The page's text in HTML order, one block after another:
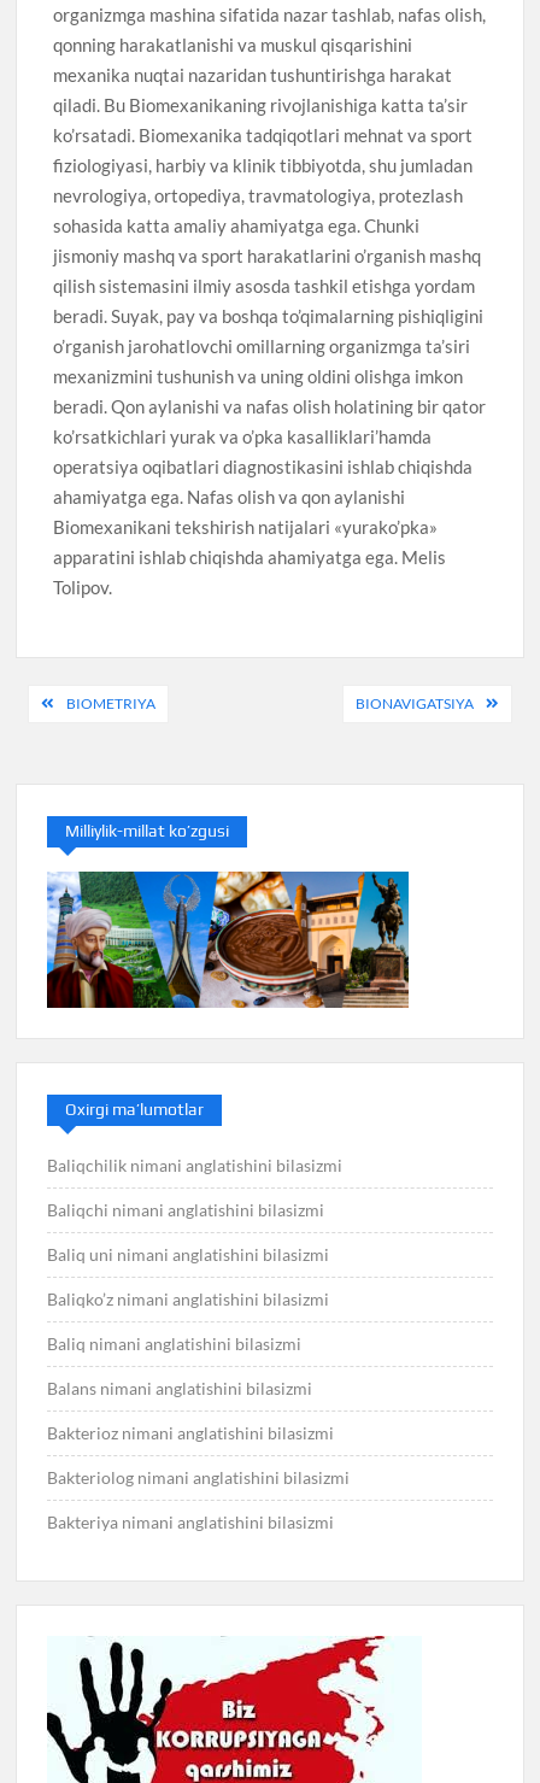
organizmga mashina sifatida nazar tashlab, nafas olish,
qonning harakatlanishi va muskul qisqarishini
mexanika nuqtai nazaridan tushuntirishga harakat
qiladi. Bu Biomexanikaning rivojlanishiga katta ta’sir
ko’rsatadi. Biomexanika tadqiqotlari mehnat va sport
fiziologiyasi, harbiy va klinik tibbiyotda, shu jumladan
nevrologiya, ortopediya, travmatologiya, protezlash
sohasida katta amaliy ahamiyatga ega. Chunki
jismoniy mashq va sport harakatlarini o’rganish mashq
qilish sistemasini ilmiy asosda tashkil etishga yordam
beradi. Suyak, pay va boshqa to’qimalarning pishiqligini
o’rganish jarohatlovchi omillarning organizmga ta’siri
mexanizmini tushunish va uning oldini olishga imkon
beradi. Qon aylanishi va nafas olish holatining bir qator
ko’rsatkichlari yurak va o’pka kasalliklari’hamda
operatsiya oqibatlari diagnostikasini ishlab chiqishda
ahamiyatga ega. Nafas olish va qon aylanishi
Biomexanikani tekshirish natijalari «yurako’pka»
apparatini ishlab chiqishda ahamiyatga ega. Melis
Tolipov.
PostBIOMETRIYA BIONAVIGATSIYA
Milliylik-millat ko’zgusi
Oxirgi ma’lumotlar
Baliqchilik nimani anglatishini bilasizmi
Baliqchi nimani anglatishini bilasizmi
Baliq uni nimani anglatishini bilasizmi
Baliqko’z nimani anglatishini bilasizmi
Baliq nimani anglatishini bilasizmi
Balans nimani anglatishini bilasizmi
Bakterioz nimani anglatishini bilasizmi
Bakteriolog nimani anglatishini bilasizmi
Bakteriya nimani anglatishini bilasizmi